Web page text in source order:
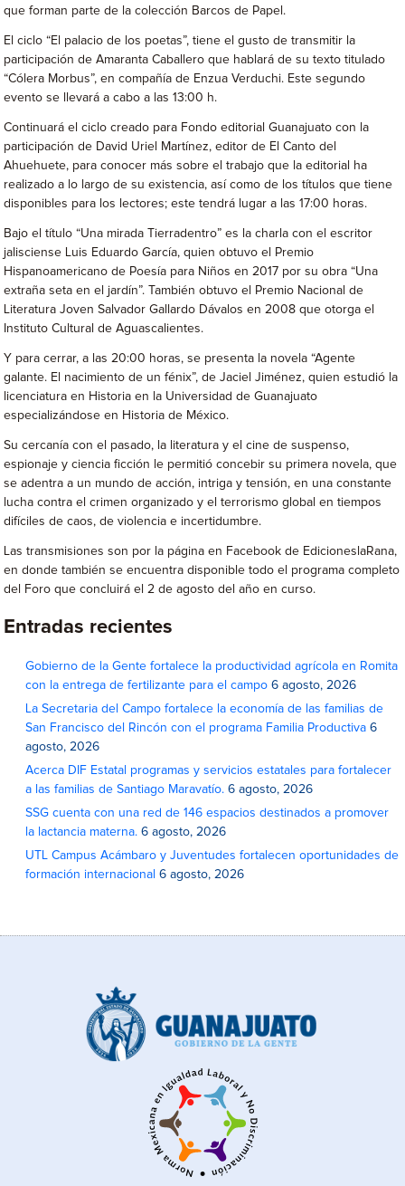
que forman parte de la colección Barcos de Papel.
El ciclo “El palacio de los poetas”, tiene el gusto de transmitir la
participación de Amaranta Caballero que hablará de su texto titulado
“Cólera Morbus”, en compañía de Enzua Verduchi. Este segundo
evento se llevará a cabo a las 13:00 h.
Continuará el ciclo creado para Fondo editorial Guanajuato con la
participación de David Uriel Martínez, editor de El Canto del
Ahuehuete, para conocer más sobre el trabajo que la editorial ha
realizado a lo largo de su existencia, así como de los títulos que tiene
disponibles para los lectores; este tendrá lugar a las 17:00 horas.
Bajo el título “Una mirada Tierradentro” es la charla con el escritor
jalisciense Luis Eduardo García, quien obtuvo el Premio
Hispanoamericano de Poesía para Niños en 2017 por su obra “Una
extraña seta en el jardín”. También obtuvo el Premio Nacional de
Literatura Joven Salvador Gallardo Dávalos en 2008 que otorga el
Instituto Cultural de Aguascalientes.
Y para cerrar, a las 20:00 horas, se presenta la novela “Agente
galante. El nacimiento de un fénix”, de Jaciel Jiménez, quien estudió la
licenciatura en Historia en la Universidad de Guanajuato
especializándose en Historia de México.
Su cercanía con el pasado, la literatura y el cine de suspenso,
espionaje y ciencia ficción le permitió concebir su primera novela, que
se adentra a un mundo de acción, intriga y tensión, en una constante
lucha contra el crimen organizado y el terrorismo global en tiempos
difíciles de caos, de violencia e incertidumbre.
Las transmisiones son por la página en Facebook de EdicioneslaRana,
en donde también se encuentra disponible todo el programa completo
del Foro que concluirá el 2 de agosto del año en curso.
Entradas recientes
Gobierno de la Gente fortalece la productividad agrícola en Romita
con la entrega de fertilizante para el campo 6 agosto, 2026
La Secretaria del Campo fortalece la economía de las familias de
San Francisco del Rincón con el programa Familia Productiva 6
agosto, 2026
Acerca DIF Estatal programas y servicios estatales para fortalecer
a las familias de Santiago Maravatío. 6 agosto, 2026
SSG cuenta con una red de 146 espacios destinados a promover
la lactancia materna. 6 agosto, 2026
UTL Campus Acámbaro y Juventudes fortalecen oportunidades de
formación internacional 6 agosto, 2026